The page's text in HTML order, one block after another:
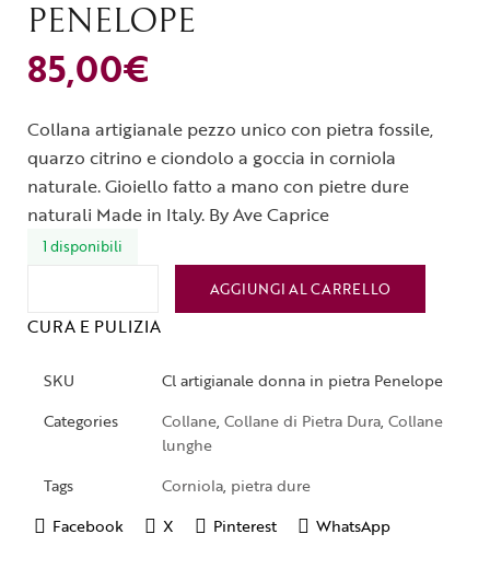
PENELOPE
85,00€
Collana artigianale pezzo unico con pietra fossile,
quarzo citrino e ciondolo a goccia in corniola
naturale. Gioiello fatto a mano con pietre dure
naturali Made in Italy. By Ave Caprice
1 disponibili
AGGIUNGI AL CARRELLO
CURA E PULIZIA
SKU
Cl artigianale donna in pietra Penelope
Categories
Collane, Collane di Pietra Dura, Collane
lunghe
Tags
Corniola, pietra dure
Facebook
X Pinterest WhatsApp